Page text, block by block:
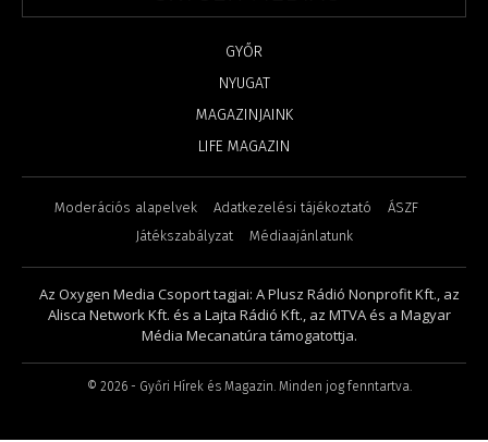
GYŐR
NYUGAT
MAGAZINJAINK
LIFE MAGAZIN
Moderációs alapelvek Adatkezelési tájékoztató
ÁSZF
Játékszabályzat
Médiaajánlatunk
Az Oxygen Media Csoport tagjai: A Plusz Rádió Nonprofit Kft., az
Alisca Network Kft. és a Lajta Rádió Kft., az MTVA és a Magyar
Média Mecanatúra támogatottja.
© 2026 - Győri Hírek és Magazin. Minden jog fenntartva.